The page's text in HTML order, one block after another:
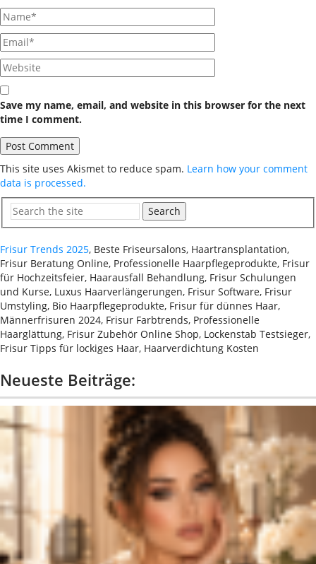
Save my name, email, and website in this browser for the next
time I comment.
This site uses Akismet to reduce spam. Learn how your comment
data is processed.
Search
Frisur Trends 2025, Beste Friseursalons, Haartransplantation,
Frisur Beratung Online, Professionelle Haarpflegeprodukte, Frisur
für Hochzeitsfeier, Haarausfall Behandlung, Frisur Schulungen
und Kurse, Luxus Haarverlängerungen, Frisur Software, Frisur
Umstyling, Bio Haarpflegeprodukte, Frisur für dünnes Haar,
Männerfrisuren 2024, Frisur Farbtrends, Professionelle
Haarglättung, Frisur Zubehör Online Shop, Lockenstab Testsieger,
Frisur Tipps für lockiges Haar, Haarverdichtung Kosten
Neueste Beiträge: